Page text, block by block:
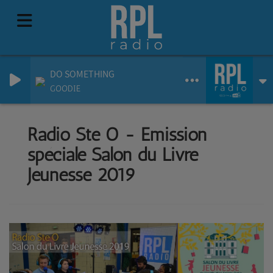
DO SOMETHING
GOODIE
Radio Ste O - Emission
spéciale Salon du Livre
Jeunesse 2019